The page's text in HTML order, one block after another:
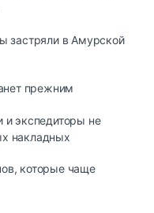
застряли в Амурской
прежним
и экспедиторы не
накладных
которые чаще